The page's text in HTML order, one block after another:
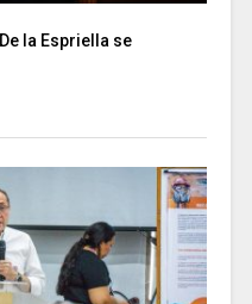
la Espriella se